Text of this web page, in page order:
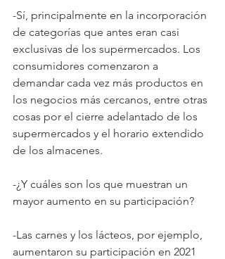
-Sí, principalmente en la incorporación
de categorías que antes eran casi
exclusivas de los supermercados. Los
consumidores comenzaron a
demandar cada vez más productos en
los negocios más cercanos, entre otras
cosas por el cierre adelantado de los
supermercados y el horario extendido
de los almacenes.
-¿Y cuáles son los que muestran un
mayor aumento en su participación?
-Las carnes y los lácteos, por ejemplo,
aumentaron su participación en 2021